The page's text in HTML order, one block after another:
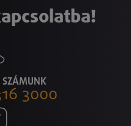
SZÁMUNK
3000